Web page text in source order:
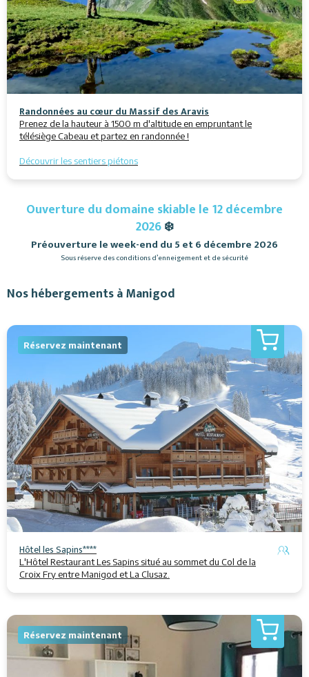
Randonnées au cœur du Massif des Aravis
Prenez de la hauteur à 1500 m d'altitude en empruntant le
télésiège Cabeau et partez en randonnée !
Découvrir les sentiers piétons
Ouverture du domaine skiable le 12 décembre
2026❄️
Préouverture le week-end du 5 et 6 décembre 2026
Sous réserve des conditions d’enneigement et de sécurité
Nos hébergements à Manigod
Réservez maintenant
Hôtel les Sapins****
L'⁩⁦Hôtel⁩ ⁩⁦Restaurant Les Sapins⁩⁦ situé au sommet du Col de la
Croix Fry entre ⁩⁦Manigod⁩⁦ et La Clusaz.⁩
Réservez maintenant